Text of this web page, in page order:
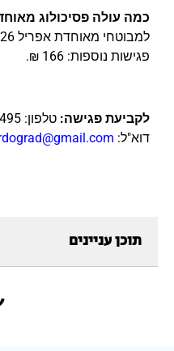
כמה עולה פסיכולוג
פגישות נוספות: 166 ₪.
לקביעת פגישה:
דוא"ל:
תוכן עניינים